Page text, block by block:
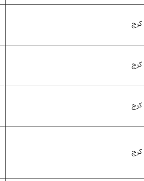
کرج
کرج
کرج
کرج